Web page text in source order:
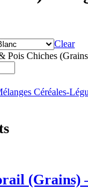
Clear
Pois Chiches
Céréales-
(Grains)